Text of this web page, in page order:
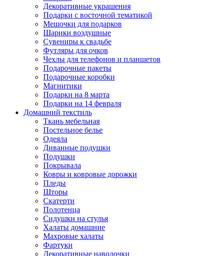
Декоративные украшения
Подарки с восточной тематикой
Мешочки для подарков
Шарики воздушные
Сувениры к свадьбе
Футляры для очков
Чехлы для телефонов и планшетов
Подарочные пакеты
Подарочные коробки
Магнитики
Подарки на 8 марта
Подарки на 14 февраля
Домашний текстиль
Ткань мебельная
Постельное белье
Одеяла
Диванные подушки
Подушки
Покрывала
Ковры и ковровые дорожки
Пледы
Шторы
Скатерти
Полотенца
Сидушки на стулья
Халаты домашние
Махровые халаты
Фартуки
Декоративные наволочки